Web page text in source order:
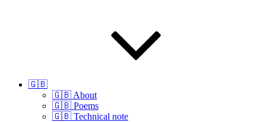
🇬🇧
🇬🇧 About
🇬🇧 Poems
🇬🇧 Technical note